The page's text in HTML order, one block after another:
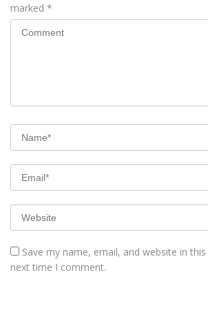
marked *
Save my name, email, and website in
next time I comment.